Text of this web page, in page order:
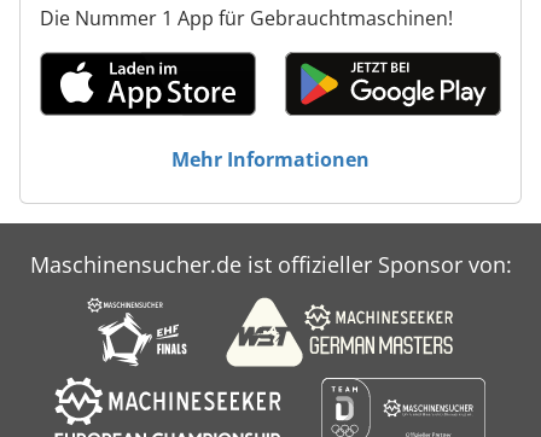
Die Nummer 1 App für Gebrauchtmaschinen!
Mehr Informationen
Maschinensucher.de ist offizieller Sponsor von: